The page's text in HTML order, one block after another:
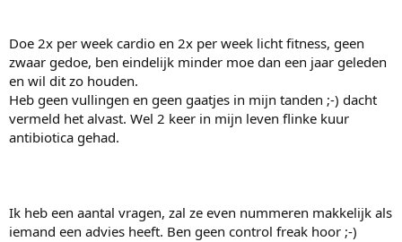
Doe 2x per week cardio en 2x per week licht fitness, geen
zwaar gedoe, ben eindelijk minder moe dan een jaar geleden
en wil dit zo houden.
Heb geen vullingen en geen gaatjes in mijn tanden ;-) dacht
vermeld het alvast. Wel 2 keer in mijn leven flinke kuur
antibiotica gehad.
Ik heb een aantal vragen, zal ze even nummeren makkelijk als
iemand een advies heeft. Ben geen control freak hoor ;-)